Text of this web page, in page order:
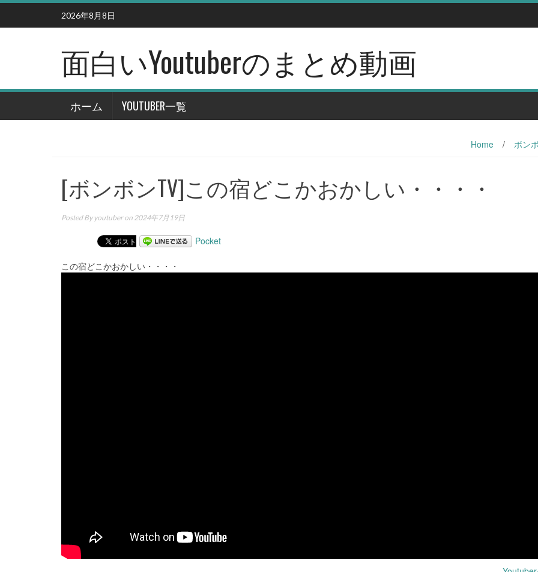
Skip
content
2026年8月8日
面白いYoutuberのまとめ動画
ホーム YOUTUBER一覧
Home / ボン
[ボンボンTV]この宿どこかおかしい・・・・
Posted By youtuberon 2024年7月19日
Pocket
この宿どこかおかしい・・・・